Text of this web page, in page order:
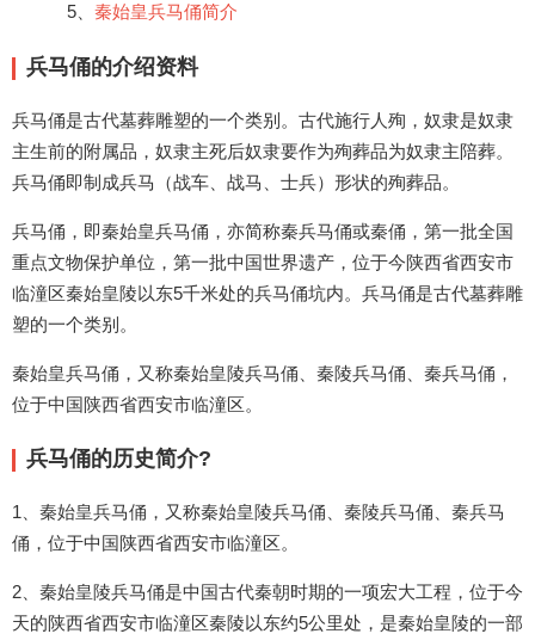
5、 秦始皇兵马俑简介
兵马俑的介绍资料
兵马俑是古代墓葬雕塑的一个类别。古代施行人殉，奴隶是奴隶
主生前的附属品，奴隶主死后奴隶要作为殉葬品为奴隶主陪葬。
兵马俑即制成兵马（战车、战马、士兵）形状的殉葬品。
兵马俑，即秦始皇兵马俑，亦简称秦兵马俑或秦俑，第一批全国
重点文物保护单位，第一批中国世界遗产，位于今陕西省西安市
临潼区秦始皇陵以东5千米处的兵马俑坑内。兵马俑是古代墓葬雕
塑的一个类别。
秦始皇兵马俑，又称秦始皇陵兵马俑、秦陵兵马俑、秦兵马俑，
位于中国陕西省西安市临潼区。
兵马俑的历史简介?
1、秦始皇兵马俑，又称秦始皇陵兵马俑、秦陵兵马俑、秦兵马
俑，位于中国陕西省西安市临潼区。
2、秦始皇陵兵马俑是中国古代秦朝时期的一项宏大工程，位于今
天的陕西省西安市临潼区秦陵以东约5公里处，是秦始皇陵的一部